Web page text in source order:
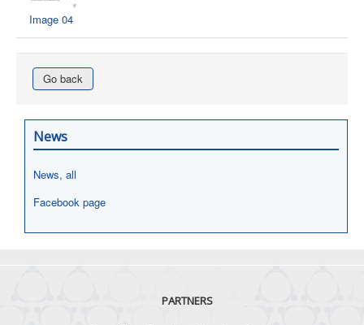
Image 04
Go back
News
News, all
Facebook page
PARTNERS